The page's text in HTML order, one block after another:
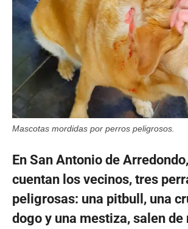
Mascotas mordidas por perros peligrosos.
En San Antonio de
cuentan los vecinos, tres
peligrosas: una pitbull, una
dogo y una mestiza, salen de